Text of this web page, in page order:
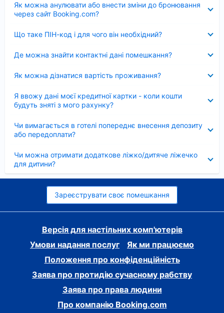
Як можна анулювати або внести зміни до бронювання
через сайт Booking.com?
Що таке ПІН-код і для чого він необхідний?
Де можна знайти контактні дані помешкання?
Як можна дізнатися вартість проживання?
Я ввожу дані моєї кредитної картки - коли кошти
будуть зняті з мого рахунку?
Чи вимагається в готелі попереднє внесення депозиту
або передоплати?
Чи можна отримати додаткове ліжко/дитяче ліжечко
для дитини?
Зареєструвати своє помешкання
Версія для настільних комп'ютерів
Умови надання послуг
Як ми працюємо
Положення про конфіденційність
Заява про протидію сучасному рабству
Заява про права людини
Про компанію Booking.com